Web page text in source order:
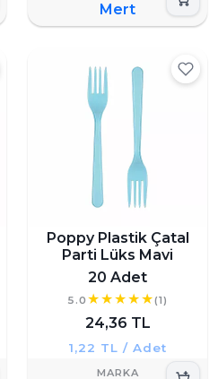
Mert
Poppy Plastik Çatal
Parti Lüks Mavi
20 Adet
5.0 (1)
24,36 TL
1,22 TL / Adet